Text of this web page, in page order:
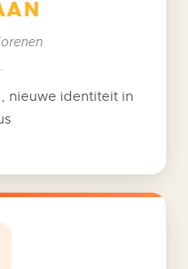
nieuwe identiteit in